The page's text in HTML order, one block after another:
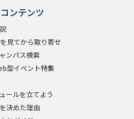
由
ンテンツ
見てから取り寄せ
ンパス検索
型イベント特集
ールを立てよう
決めた理由